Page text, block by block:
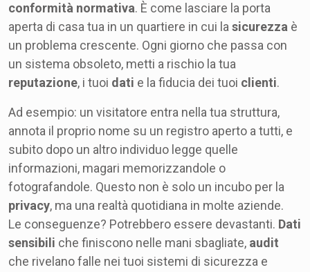
conformità normativa. È come lasciare la porta
aperta di casa tua in un quartiere in cui la sicurezza è
un problema crescente. Ogni giorno che passa con
un sistema obsoleto, metti a rischio la tua
reputazione, i tuoi dati e la fiducia dei tuoi clienti.
Ad esempio: un visitatore entra nella tua struttura,
annota il proprio nome su un registro aperto a tutti, e
subito dopo un altro individuo legge quelle
informazioni, magari memorizzandole o
fotografandole. Questo non è solo un incubo per la
privacy, ma una realtà quotidiana in molte aziende.
Le conseguenze? Potrebbero essere devastanti. Dati
sensibili che finiscono nelle mani sbagliate, audit
che rivelano falle nei tuoi sistemi di sicurezza e